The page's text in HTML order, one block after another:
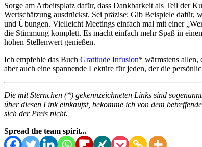
Sorge am Arbeitsplatz dafür, dass Dankbarkeit als Teil der
Wertschätzung ausdrückst. Sei präzise: Gib Beispiele
und Übungen. Vielleicht Meetings einfach mal mit einer
die Stimmung komplett. Es macht einfach mehr Spaß in
hohen Stellenwert genießen.
Ich empfehle das Buch Gratitude Infusion* wärmstens allen,
aber auch eine spannende Lektüre für jeden, der die
Die mit Sternchen (*) gekennzeichneten Links sind
über diesen Link einkaufst, bekomme ich von dem
sich der Preis nicht.
Spread the team spirit...